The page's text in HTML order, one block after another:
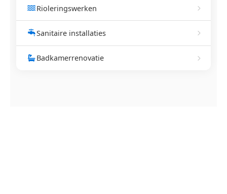
Rioleringswerken
Sanitaire installaties
Badkamerrenovatie